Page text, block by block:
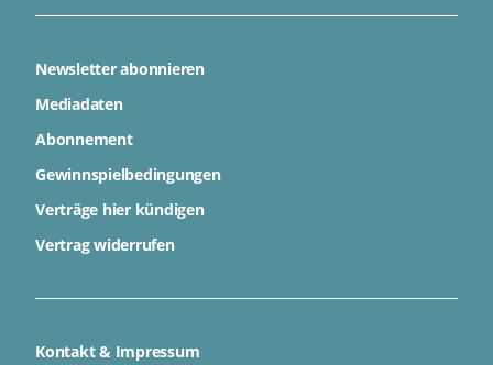
Newsletter abonnieren
Mediadaten
Abonnement
Gewinnspielbedingungen
Verträge hier kündigen
Vertrag widerrufen
Kontakt & Impressum